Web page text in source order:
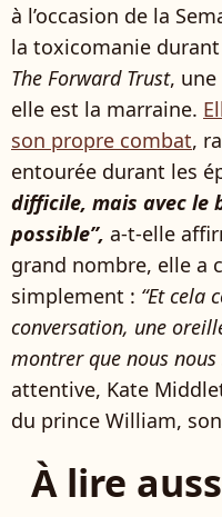
à l’occasion de la
la toxicomanie
The Forward Trust,
elle est la marraine.
son propre combat,
entourée durant les
difficile, mais avec le
possible”, a-t-elle
grand nombre, elle a
simplement : “Et cela
conversation, une
montrer que nous nous
attentive, Kate
du prince William,
À lire